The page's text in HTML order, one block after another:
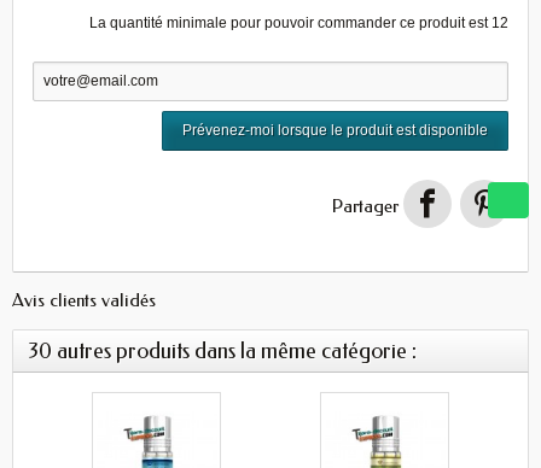
La quantité minimale pour pouvoir commander ce produit est 12
Prévenez-moi lorsque le produit est disponible
Partager
Avis clients validés
30 autres produits dans la même catégorie :